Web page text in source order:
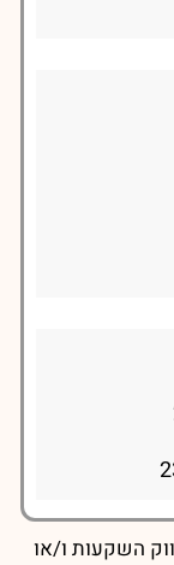
השקעות ו/או